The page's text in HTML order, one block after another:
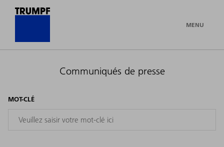
MENU
Communiqués de presse
MOT-CLÉ